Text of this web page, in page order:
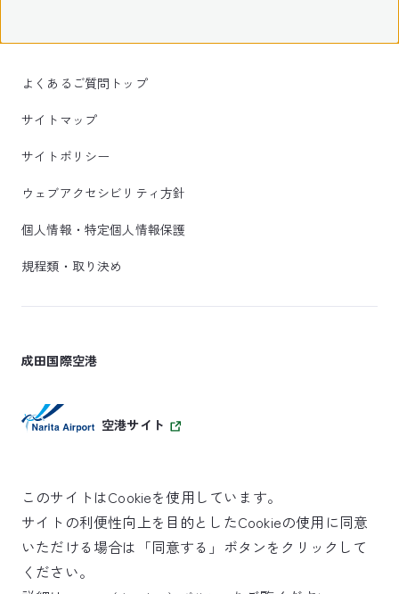
よくあるご質問トップ
サイトマップ
サイトポリシー
ウェブアクセシビリティ方針
個人情報・特定個人情報保護
規程類・取り決め
成田国際空港
空港サイト
SKYTRAX
5スターエアポート
このサイトはCookieを使用しています。
サイトの利便性向上を目的としたCookieの使用に同意
いただける場合は「同意する」ボタンをクリックして
ください。